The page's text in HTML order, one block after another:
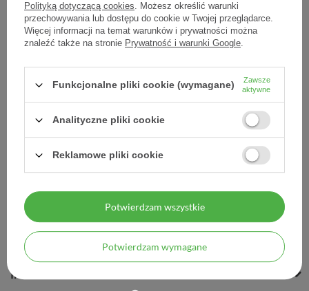
Trix lasso do usuwania
24,70 zł
MOJE ZAMÓWIENIE
MOJE KONTO
INFORMACJE
Polityką dotyczącą cookies. Możesz określić warunki
przechowywania lub dostępu do cookie w Twojej przeglądarce.
Więcej informacji na temat warunków i prywatności można
znaleźć także na stronie Prywatność i warunki Google.
Funkcjonalne pliki cookie (wymagane)
Zawsze
aktywne
Analityczne pliki cookie
Reklamowe pliki cookie
Potwierdzam wymagane
Potwierdzam wszystkie